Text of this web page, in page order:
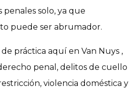
solo, ya que
puede ser abrumador.
práctica aquí en Van Nuys ,
penal, delitos de cuello
violencia doméstica y